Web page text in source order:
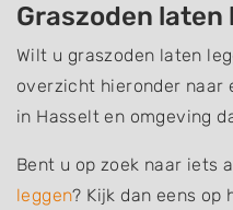
Graszoden laten
Wilt u graszoden laten
overzicht hieronder naar
in Hasselt en omgeving
Bent u op zoek naar iets
leggen? Kijk dan eens